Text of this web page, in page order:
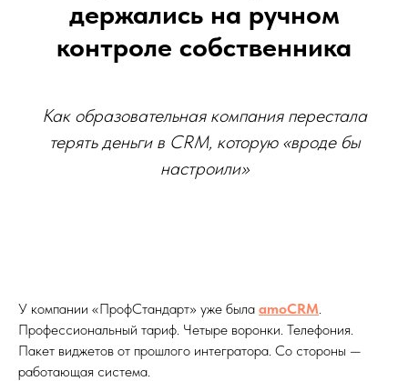
держались на ручном
контроле собственника
Как образовательная компания перестала
терять деньги в CRM, которую «вроде бы
настроили»
У компании «ПрофСтандарт» уже была amoCRM.
Профессиональный тариф. Четыре воронки. Телефония.
Пакет виджетов от прошлого интегратора. Со стороны —
работающая система.